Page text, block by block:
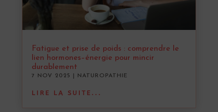
Fatigue et prise de poids : comprendre le
lien hormones–énergie pour mincir
durablement
7 NOV 2025 NATUROPATHIE
LIRE LA SUITE...